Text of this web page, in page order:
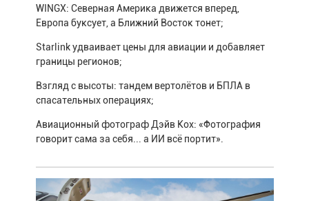
WINGX: Северная Америка движется вперед,
Европа буксует, а Ближний Восток тонет;
Starlink удваивает цены для авиации и добавляет
границы регионов;
Взгляд с высоты: тандем вертолётов и БПЛА в
спасательных операциях;
Авиационный фотограф Дэйв Кох: «Фотография
говорит сама за себя... а ИИ всё портит».